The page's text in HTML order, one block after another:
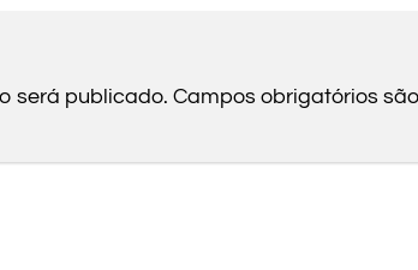
será publicado. Campos obrigatórios